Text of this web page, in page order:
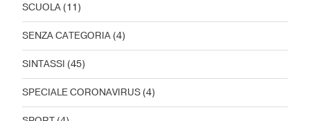
SCUOLA (11)
SENZA CATEGORIA (4)
SINTASSI (45)
SPECIALE CORONAVIRUS (4)